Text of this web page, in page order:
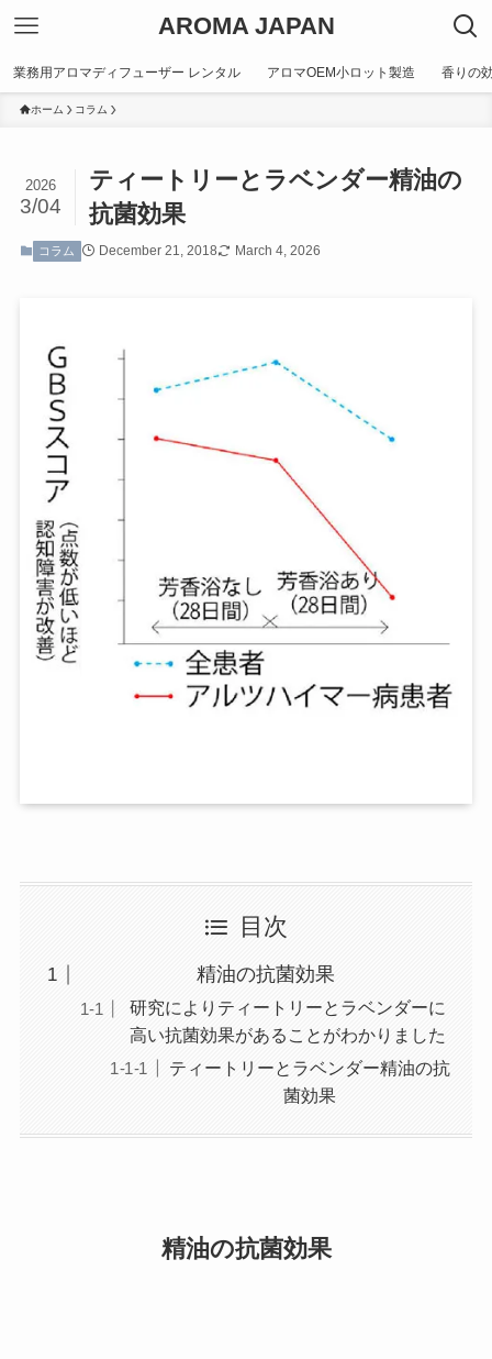
AROMA JAPAN
業務用アロマディフューザー レンタル アロマOEM小ロット製造 香りの
ホーム コラム
ティートリーとラベンダー精油の
抗菌効果
2026
3/04
コラム December 21, 2018 March 4, 2026
目次
精油の抗菌効果
研究によりティートリーとラベンダーに
高い抗菌効果があることがわかりました
ティートリーとラベンダー精油の抗
菌効果
精油の抗菌効果